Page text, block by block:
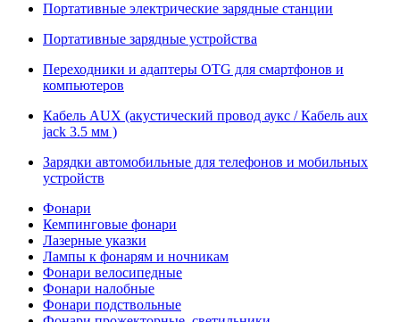
Портативные электрические зарядные станции
Портативные зарядные устройства
Переходники и адаптеры OTG для смартфонов и
компьютеров
Кабель AUX (акустический провод аукс / Кабель aux
jack 3.5 мм )
Зарядки автомобильные для телефонов и мобильных
устройств
Фонари
Кемпинговые фонари
Лазерные указки
Лампы к фонарям и ночникам
Фонари велосипедные
Фонари налобные
Фонари подствольные